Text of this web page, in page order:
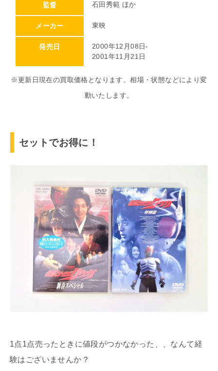
監督 石田秀範 ほか
メーカー 東映
発売日
2000年12月08日-
2001年11月21日
※更新日現在の買取価格となります。相場・状態などにより変
動いたします。
セットでお得に！
1点1点売ったときに値段がつかなかった、、なんて経
験はございませんか？